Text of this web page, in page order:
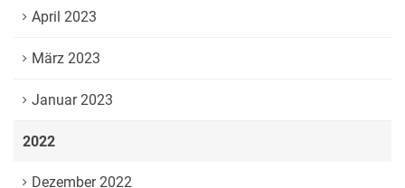
April 2023
März 2023
Januar 2023
2022
Dezember 2022